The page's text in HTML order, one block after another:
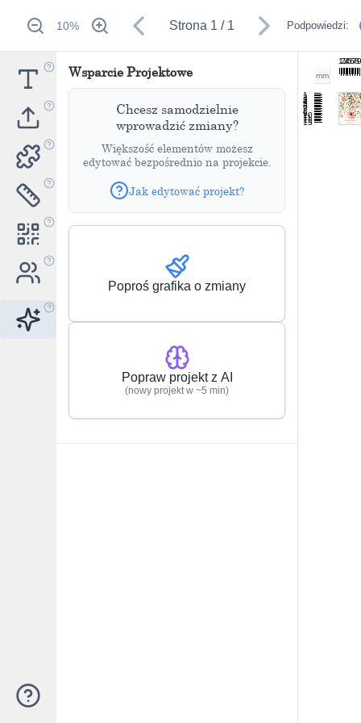
10% Strona 1 / 1 Podpowiedzi:
Wsparcie Projektowe
Chcesz samodzielnie
wprowadzić zmiany?
Większość elementów możesz
edytować bezpośrednio na projekcie.
Jak edytować projekt?
Poproś grafika o zmiany
Popraw projekt z AI
(nowy projekt w ~5 min)
123456789
1
2
3
4
5
6
7
8
9
10
11
12
13
mm